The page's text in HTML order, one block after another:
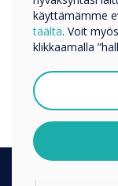
Topic:
käyttämämme
täältä. Voit
klikkaamalla
Haluamme
Suostun
Tietoja siitä,
Klikkaamalla
käsitellä